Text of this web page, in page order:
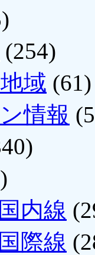
(254)
域 (61)
情報
内線
際線